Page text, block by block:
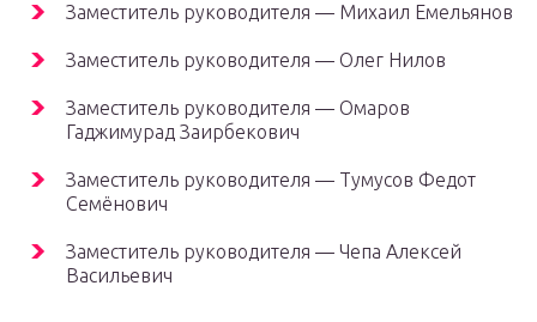
Заместитель руководителя — Михаил Емельянов
Заместитель руководителя — Олег Нилов
Заместитель руководителя — Омаров
Гаджимурад Заирбекович
Заместитель руководителя — Тумусов Федот
Семёнович
Заместитель руководителя — Чепа Алексей
Васильевич